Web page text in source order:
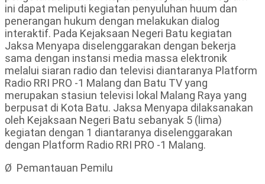
ini dapat meliputi kegiatan penyuluhan huum dan
penerangan hukum dengan melakukan dialog
interaktif. Pada Kejaksaan Negeri Batu kegiatan
Jaksa Menyapa diselenggarakan dengan bekerja
sama dengan instansi media massa elektronik
melalui siaran radio dan televisi diantaranya Platform
Radio RRI PRO -1 Malang dan Batu TV yang
merupakan stasiun televisi lokal Malang Raya yang
berpusat di Kota Batu. Jaksa Menyapa dilaksanakan
oleh Kejaksaan Negeri Batu sebanyak 5 (lima)
kegiatan dengan 1 diantaranya diselenggarakan
dengan Platform Radio RRI PRO -1 Malang.
Ø Pemantauan Pemilu